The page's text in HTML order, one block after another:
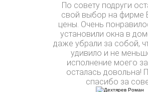
По совету подруги
свой выбор на фирме
цены. Очень
установили окна в
даже убрали за собой,
удивило и не
исполнение моего
осталась довольна!
спасибо за